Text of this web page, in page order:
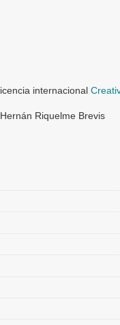
internacional
Riquelme Brevis